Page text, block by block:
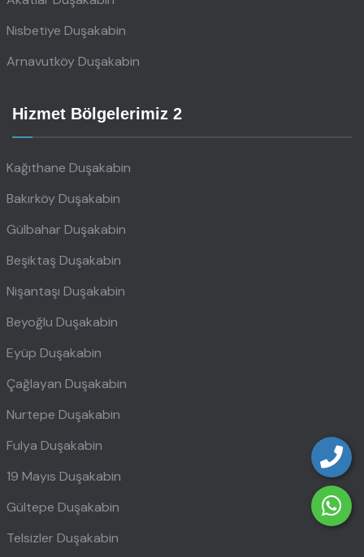
Nisbetiye Duşakabin
Arnavutköy Duşakabin
Hizmet Bölgelerimiz 2
Kağıthane Duşakabin
Bakırköy Duşakabin
Gülbahar Duşakabin
Beşiktaş Duşakabin
Nişantaşı Duşakabin
Beyoğlu Duşakabin
Eyüp Duşakabin
Çağlayan Duşakabin
Nurtepe Duşakabin
Fulya Duşakabin
19 Mayıs Duşakabin
Gültepe Duşakabin
Telsizler Duşakabin